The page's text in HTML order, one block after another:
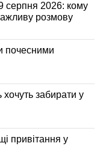
серпня 2026: кому
розмову
почесними
забирати у
привітання у